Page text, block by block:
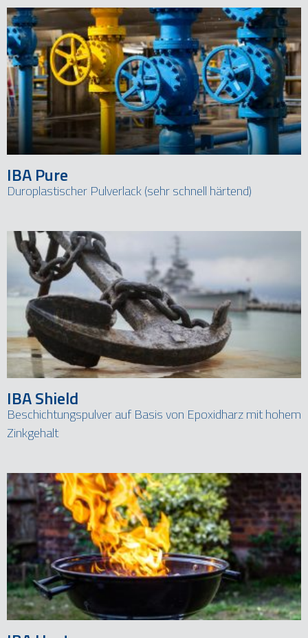
IBA Pure
Duroplastischer Pulverlack (sehr schnell härtend)
IBA Shield
Beschichtungspulver auf Basis von Epoxidharz mit hohem
Zinkgehalt